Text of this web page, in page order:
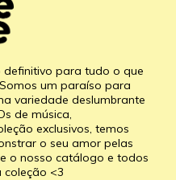
definitivo para tudo o que
um paraíso para
variedade deslumbrante
de música,
exclusivos, temos
o seu amor pelas
o nosso catálogo e todos
coleção <3